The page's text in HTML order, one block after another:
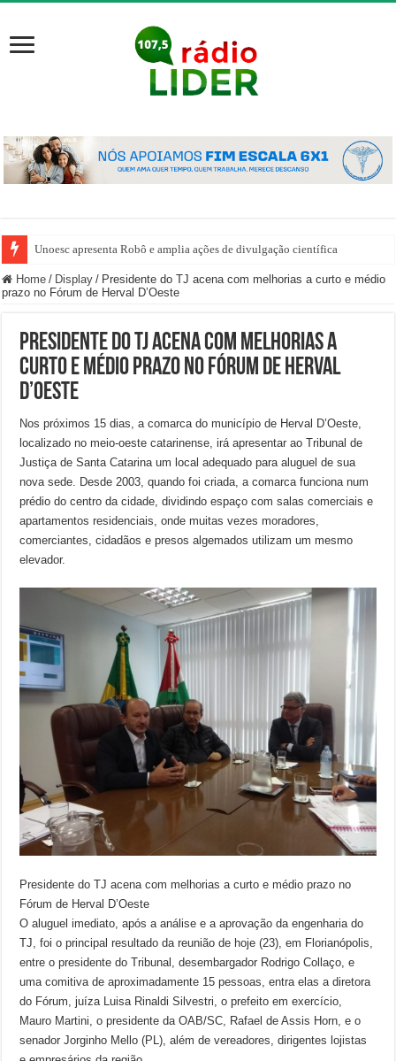
Unoesc apresenta Robô e amplia ações de divulgação científica
Home / Display / Presidente do TJ acena com melhorias a curto e médio
prazo no Fórum de Herval D’Oeste
Presidente do TJ acena com melhorias a
curto e médio prazo no Fórum de Herval
D’Oeste
Nos próximos 15 dias, a comarca do município de Herval D’Oeste,
localizado no meio-oeste catarinense, irá apresentar ao Tribunal de
Justiça de Santa Catarina um local adequado para aluguel de sua
nova sede. Desde 2003, quando foi criada, a comarca funciona num
prédio do centro da cidade, dividindo espaço com salas comerciais e
apartamentos residenciais, onde muitas vezes moradores,
comerciantes, cidadãos e presos algemados utilizam um mesmo
elevador.
Presidente do TJ acena com melhorias a curto e médio prazo no
Fórum de Herval D’Oeste
O aluguel imediato, após a análise e a aprovação da engenharia do
TJ, foi o principal resultado da reunião de hoje (23), em Florianópolis,
entre o presidente do Tribunal, desembargador Rodrigo Collaço, e
uma comitiva de aproximadamente 15 pessoas, entra elas a diretora
do Fórum, juíza Luisa Rinaldi Silvestri, o prefeito em exercício,
Mauro Martini, o presidente da OAB/SC, Rafael de Assis Horn, e o
senador Jorginho Mello (PL), além de vereadores, dirigentes lojistas